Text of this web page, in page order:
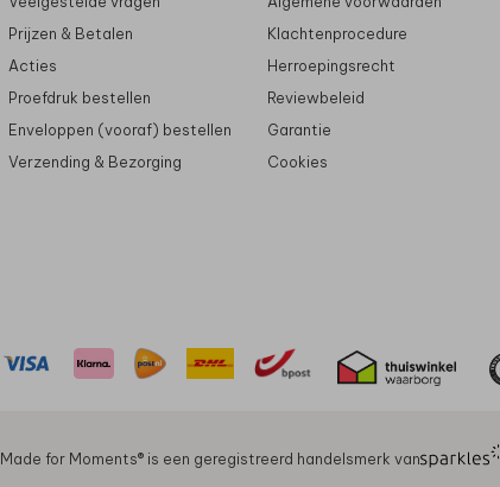
Prijzen & Betalen
Acties
Proefdruk bestellen
Enveloppen (vooraf) bestellen
Verzending & Bezorging
Klachtenprocedure
Herroepingsrecht
Reviewbeleid
Garantie
Cookies
Made for Moments®️ is een geregistreerd handelsmerk van